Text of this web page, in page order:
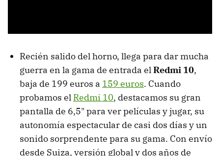
Recién salido del horno, llega para dar mucha
guerra en la gama de entrada elRedmi 10,
baja de 199 euros a 159 euros. Cuando
probamos el Redmi 10, destacamos su gran
pantalla de 6,5" para ver películas y jugar, su
autonomía espectacular de casi dos días y un
sonido sorprendente para su gama. Con envío
desde Suiza, versión global y dos años de